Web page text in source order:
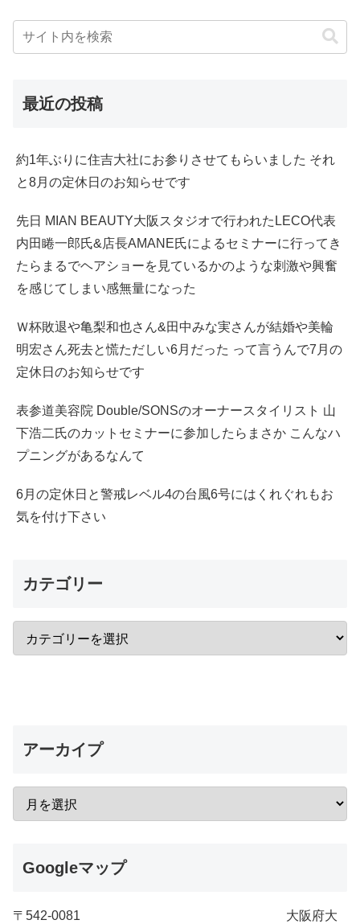
最近の投稿
約1年ぶりに住吉大社にお参りさせてもらいました それ
と8月の定休日のお知らせです
先日 MIAN BEAUTY大阪スタジオで行われたLECO代表
内田睠一郎氏&店長AMANE氏によるセミナーに行ってき
たらまるでヘアショーを見ているかのような刺激や興奮
を感じてしまい感無量になった
Ｗ杯敗退や亀梨和也さん&田中みな実さんが結婚や美輪
明宏さん死去と慌ただしい6月だった って言うんで7月の
定休日のお知らせです
表参道美容院 Double/SONSのオーナースタイリスト 山
下浩二氏のカットセミナーに参加したらまさか こんなハ
プニングがあるなんて
6月の定休日と警戒レベル4の台風6号にはくれぐれもお
気を付け下さい
カテゴリー
アーカイプ
Googleマップ
〒542-0081 大阪府大